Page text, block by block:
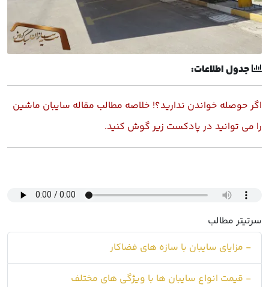
جدول اطلاعات:
اگر حوصله خواندن ندارید؟! خلاصه مطالب مقاله سایبان ماشین
را می توانید در پادکست زیر گوش کنید.
سرتیتر مطالب
- مزایای سایبان با سازه های فضاکار
- قیمت انواع سایبان ها با ویژگی های مختلف